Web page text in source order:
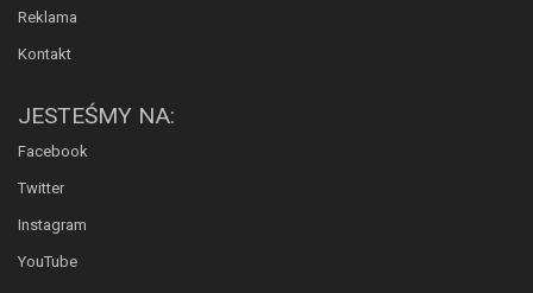
Reklama
Kontakt
JESTEŚMY NA:
Facebook
Twitter
Instagram
YouTube